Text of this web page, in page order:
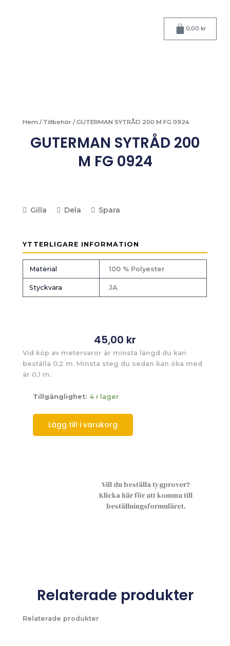
0,00 kr
Varukorg
Hem / Tillbehör / GUTERMAN SYTRÅD 200 M FG 0924
GUTERMAN SYTRÅD 200
M FG 0924
Gilla Dela Spara
YTTERLIGARE INFORMATION
Material 100 % Polyester
Styckvara JA
45,00 kr
Vid köp av metervaror är minsta längd du kan
beställa 0,2 m. Minsta steg du sedan kan öka med
är 0,1 m.
Tillgänglighet: 4 i lager
Lägg till i varukorg
Vill du beställa tygprover?
Klicka här för att komma till
beställningsformuläret.
Relaterade produkter
Relaterade produkter